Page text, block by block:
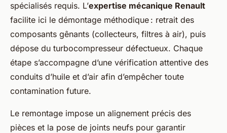
spécialisés requis. L’expertise mécanique Renault
facilite ici le démontage méthodique : retrait des
composants gênants (collecteurs, filtres à air), puis
dépose du turbocompresseur défectueux. Chaque
étape s’accompagne d’une vérification attentive des
conduits d’huile et d’air afin d’empêcher toute
contamination future.
Le remontage impose un alignement précis des
pièces et la pose de joints neufs pour garantir